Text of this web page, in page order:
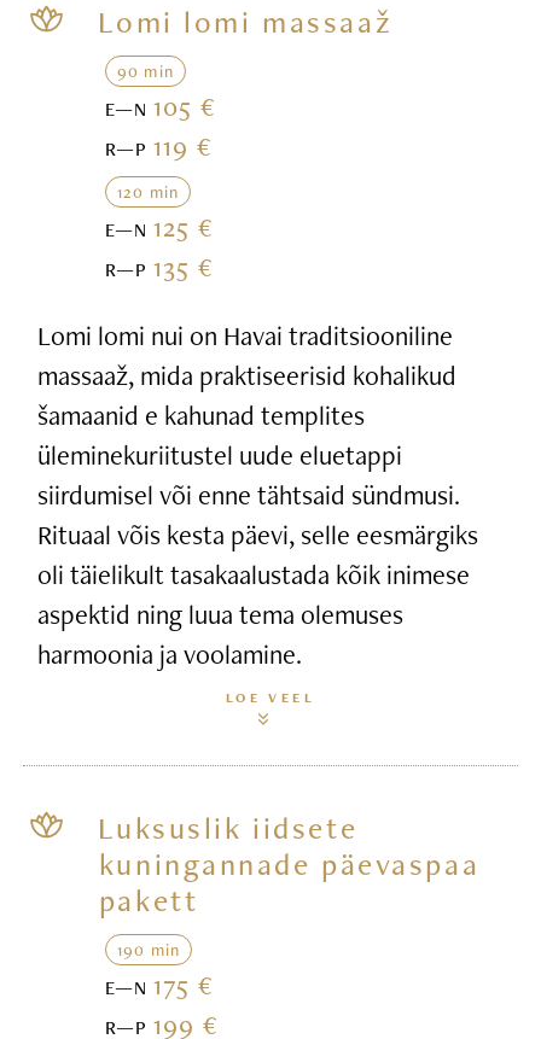
Lomi lomi massaaž
90 min
E—N105 €
R—P119 €
120 min
E—N125 €
R—P135 €
Lomi lomi nui on Havai traditsiooniline
massaaž, mida praktiseerisid kohalikud
šamaanid e kahunad templites
üleminekuriitustel uude eluetappi
siirdumisel või enne tähtsaid sündmusi.
Rituaal võis kesta päevi, selle eesmärgiks
oli täielikult tasakaalustada kõik inimese
aspektid ning luua tema olemuses
harmoonia ja voolamine.
LOE VEEL
Luksuslik iidsete
kuningannade päevaspaa
pakett
190 min
E—N175 €
R—P199 €